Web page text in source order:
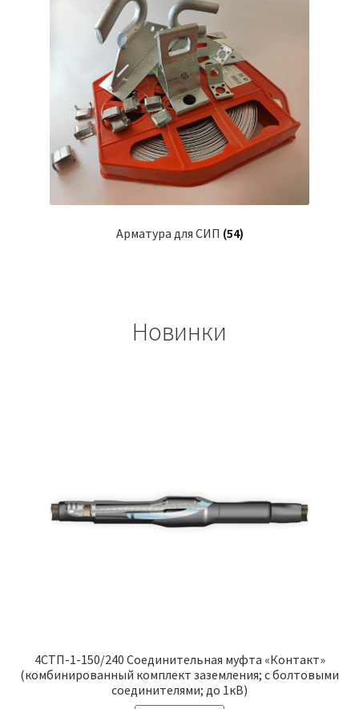
Арматура для СИП (54)
Новинки
4СТП-1-150/240 Соединительная муфта «Контакт»
(комбинированный комплект заземления; с болтовыми
соединителями; до 1кВ)